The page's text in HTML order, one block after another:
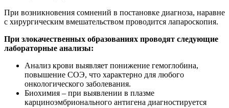
При возникновения сомнений в постановке диагноза, наравне
с хирургическим вмешательством проводится лапароскопия.
При злокачественных образованиях проводят следующие
лабораторные анализы:
Анализ крови выявляет понижение гемоглобина,
повышение СОЭ, что характерно для любого
онкологического заболевания.
Биохимия – при выявлении в плазме
карциноэмбрионального антигена диагностируется